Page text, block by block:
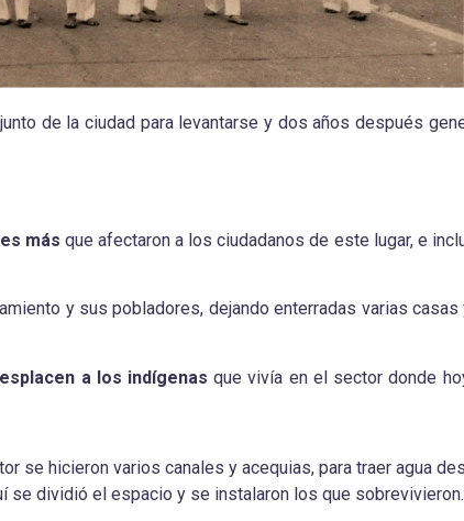
de la ciudad para levantarse y dos años después
másque afectaron a los ciudadanos de este lugar, e
y sus pobladores, dejando enterradas varias casas
a los indígenas que vivía en el sector donde
se hicieron varios canales y acequias, para traer agua
se dividió el espacio y se instalaron los que sobrevivieron.